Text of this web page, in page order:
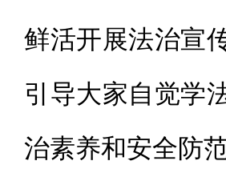
鲜活开展法治宣
引导大家自觉学
治素养和安全防范